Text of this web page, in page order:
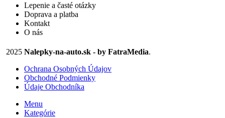
Lepenie a časté otázky
Doprava a platba
Kontakt
O nás
2025 Nalepky-na-auto.sk - by FatraMedia.
Ochrana Osobných Údajov
Obchodné Podmienky
Údaje Obchodníka
Menu
Kategórie